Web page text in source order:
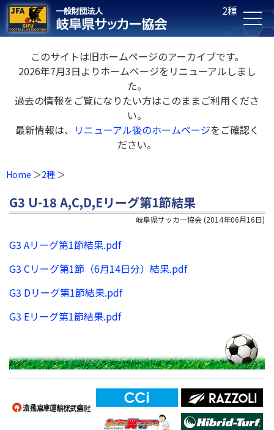
2種
このサイトは旧ホームページのアーカイブです。
2026年7月3日よりホームページをリニューアルしまし
た。
過去の情報をご覧になりたい方はこのままご利用くださ
い。
最新情報は、 リニューアル後のホームページをご確認く
ださい。
Home 2種
G3 U-18 A,C,D,Eリーグ第1節結果
岐阜県サッカー協会 (2014年06月16日)
G3 Aリーグ第1節結果.pdf
G3 Cリーグ第1節（6月14日分）結果.pdf
G3 Dリーグ第1節結果.pdf
G3 Eリーグ第1節結果.pdf